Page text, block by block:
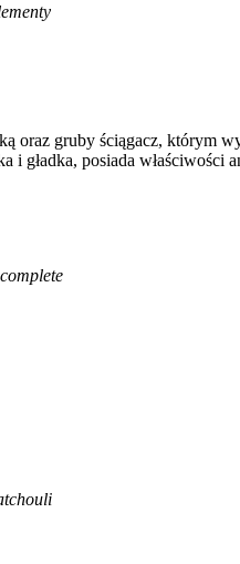
oraz gruby ściągacz, którym
gładka, posiada